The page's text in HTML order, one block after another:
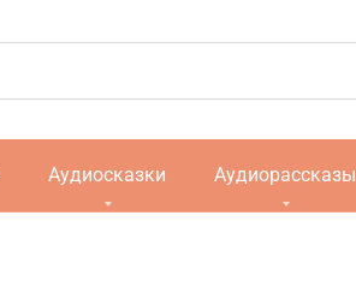
Аудиосказки Аудиорассказы